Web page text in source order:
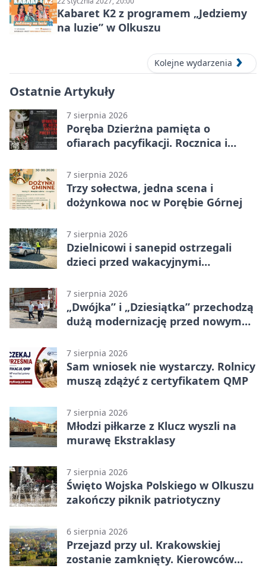
Kabaret K2 z programem „Jedziemy
na luzie” w Olkuszu
Kolejne wydarzenia
Ostatnie Artykuły
7 sierpnia 2026
Poręba Dzierżna pamięta o
ofiarach pacyfikacji. Rocznica i
7 sierpnia 2026
Trzy sołectwa, jedna scena i
dożynkowa noc w Porębie Górnej
7 sierpnia 2026
Dzielnicowi i sanepid ostrzegali
dzieci przed wakacyjnymi
7 sierpnia 2026
„Dwójka” i „Dziesiątka” przechodzą
dużą modernizację przed nowym
7 sierpnia 2026
Sam wniosek nie wystarczy. Rolnicy
muszą zdążyć z certyfikatem QMP
7 sierpnia 2026
Młodzi piłkarze z Klucz wyszli na
murawę Ekstraklasy
7 sierpnia 2026
Święto Wojska Polskiego w Olkuszu
zakończy piknik patriotyczny
6 sierpnia 2026
Przejazd przy ul. Krakowskiej
zostanie zamknięty. Kierowców